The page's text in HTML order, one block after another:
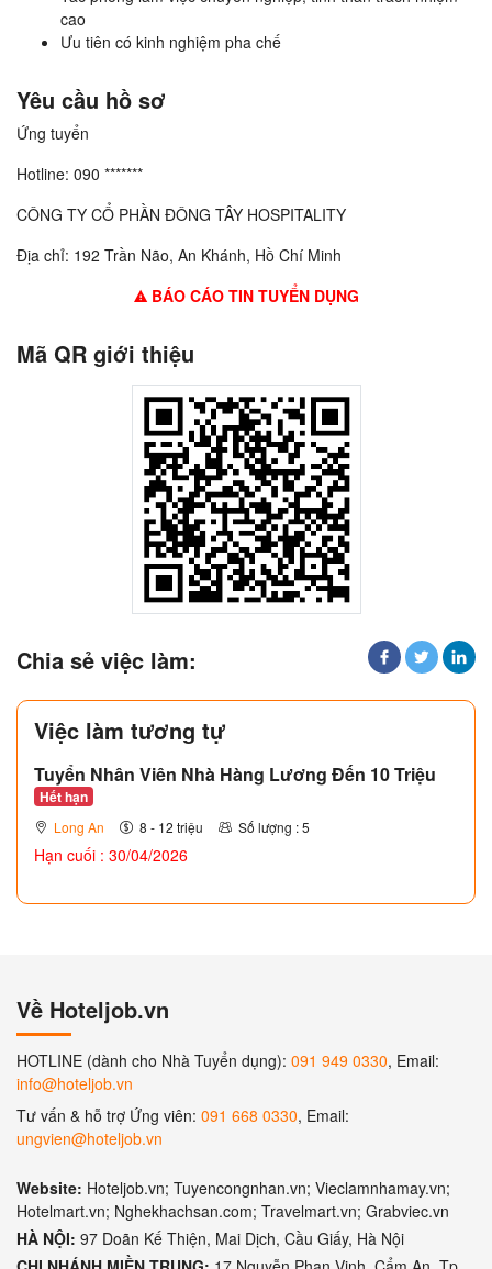
cao
Ưu tiên có kinh nghiệm pha chế
Yêu cầu hồ sơ
Ứng tuyển
Hotline: 090 *******
CÔNG TY CỔ PHẦN ĐÔNG TÂY HOSPITALITY
Địa chỉ: 192 Trần Não, An Khánh, Hồ Chí Minh
BÁO CÁO TIN TUYỂN DỤNG
Mã QR giới thiệu
Chia sẻ việc làm:
Việc làm tương tự
Tuyển Nhân Viên Nhà Hàng Lương Đến 10 Triệu
Hết hạn
Long An 8 - 12 triệu Số lượng : 5
Hạn cuối : 30/04/2026
Về Hoteljob.vn
HOTLINE (dành cho Nhà Tuyển dụng): 091 949 0330, Email:
info@hoteljob.vn
Tư vấn & hỗ trợ Ứng viên: 091 668 0330, Email:
ungvien@hoteljob.vn
Website: Hoteljob.vn; Tuyencongnhan.vn; Vieclamnhamay.vn;
Hotelmart.vn; Nghekhachsan.com; Travelmart.vn; Grabviec.vn
HÀ NỘI: 97 Doãn Kế Thiện, Mai Dịch, Cầu Giấy, Hà Nội